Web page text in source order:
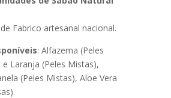
Fabrico artesanal nacional.
: Alfazema (Peles
Laranja (Peles Mistas),
(Peles Mistas), Aloe Vera